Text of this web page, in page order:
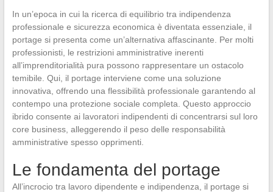
In un’epoca in cui la ricerca di equilibrio tra indipendenza
professionale e sicurezza economica è diventata essenziale, il
portage si presenta come un’alternativa affascinante. Per molti
professionisti, le restrizioni amministrative inerenti
all’imprenditorialità pura possono rappresentare un ostacolo
temibile. Qui, il portage interviene come una soluzione
innovativa, offrendo una flessibilità professionale garantendo al
contempo una protezione sociale completa. Questo approccio
ibrido consente ai lavoratori indipendenti di concentrarsi sul loro
core business, alleggerendo il peso delle responsabilità
amministrative spesso opprimenti.
Le fondamenta del portage
All’incrocio tra lavoro dipendente e indipendenza, il portage si